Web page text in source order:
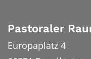
Pastoraler
Europaplatz 4